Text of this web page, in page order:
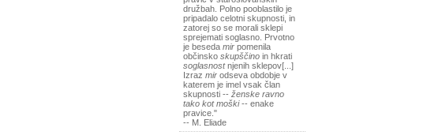
družbah. Polno pooblastilo je
pripadalo celotni skupnosti, in
zatorej so se morali sklepi
sprejemati soglasno. Prvotno
je beseda mir pomenila
občinsko skupščino in hkrati
soglasnostnjenih sklepov[...]
Izraz mir odseva obdobje v
katerem je imel vsak član
skupnosti -- ženske ravno
tako kot moški-- enake
pravice."
-- M. Eliade